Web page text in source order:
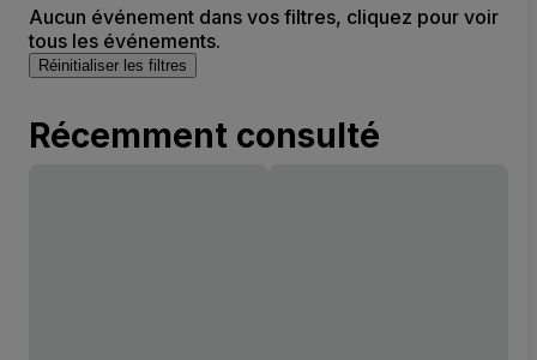
Aucun événement dans vos filtres, cliquez pour voir
tous les événements.
Réinitialiser les filtres
Récemment consulté